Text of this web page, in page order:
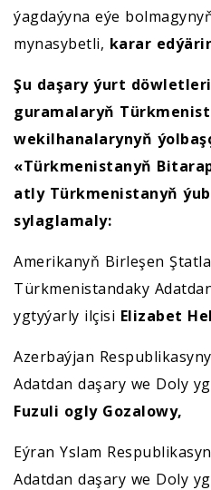
ýagdaýyna eýe
mynasybetli, karar
Şu daşary ýurt
guramalaryň
wekilhanalarynyň
«Türkmenistanyň
atly Türkmenistanyň
sylaglamaly:
Amerikanyň Birleşen
Türkmenistandaky
ygtyýarly ilçisi Elizabet
Azerbaýjan
Adatdan daşary we Doly
Fuzuli ogly Gozalowy,
Eýran Yslam
Adatdan daşary we Doly